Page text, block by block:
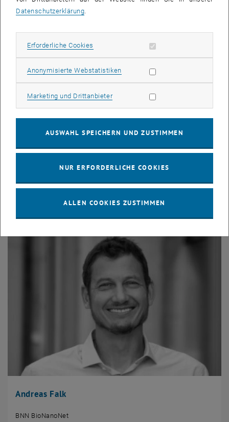
Günther Lepperdinger
Andreas Falk
BNN BioNanoNet
Datenschutzerklärung.
Erforderliche Cookies Erforderliche Cookies zulassen
Anonymisierte WebstatistikenStatistik Cookies zulassen
Marketing und DrittanbieterMarketing Cookies zulassen
AUSWAHL SPEICHERN UND ZUSTIMMEN
NUR ERFORDERLICHE COOKIES
ALLEN COOKIES ZUSTIMMEN